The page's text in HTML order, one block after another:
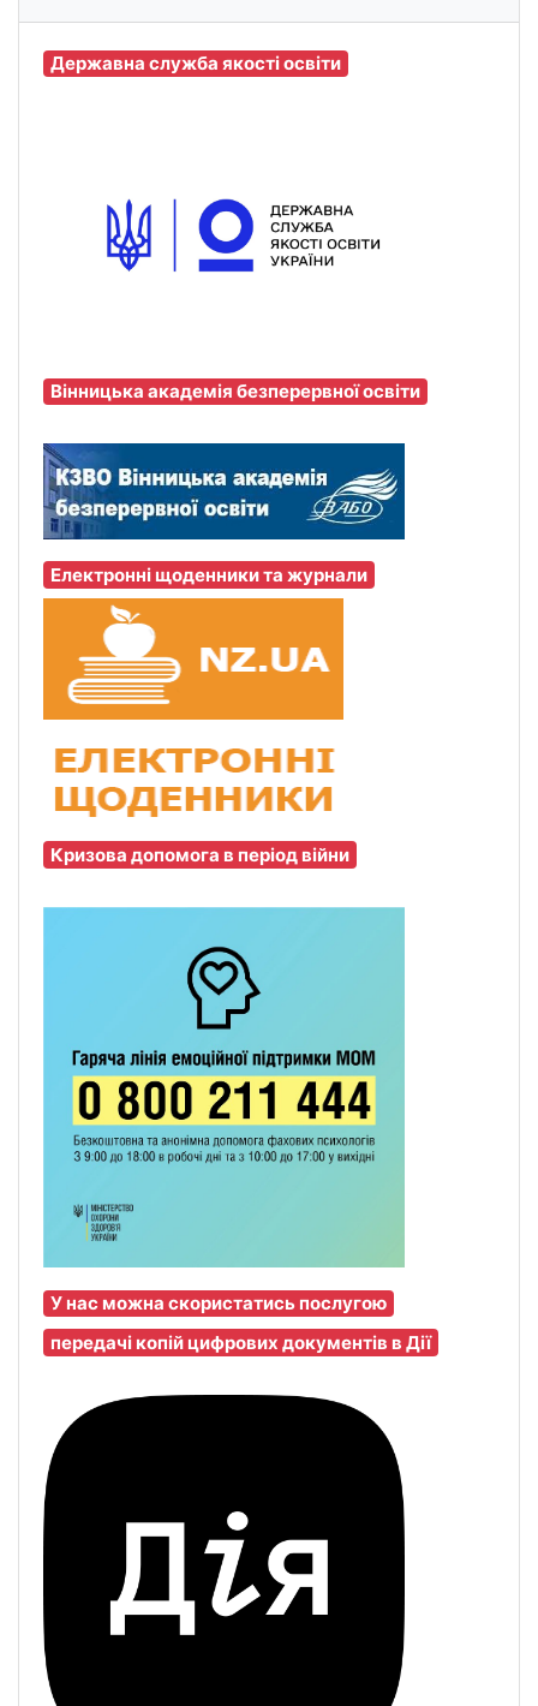
Державна служба якості освіти
Вінницька академія безперервної освіти
Електронні щоденники та журнали
Кризова допомога в період війни
У нас можна скористатись послугою
передачі копій цифрових документів в Дії